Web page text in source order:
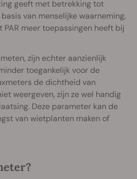
geeft met betrekking tot
van menselijke waarneming,
meer toepassingen heeft bij
zijn echter aanzienlijk
toegankelijk voor de
de dichtheid van
weergeven, zijn ze wel handig
Deze parameter kan de
van wietplanten maken of